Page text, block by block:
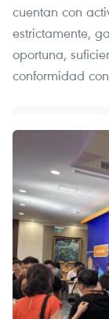
cuentan con
estrictamente,
oportuna,
conformidad